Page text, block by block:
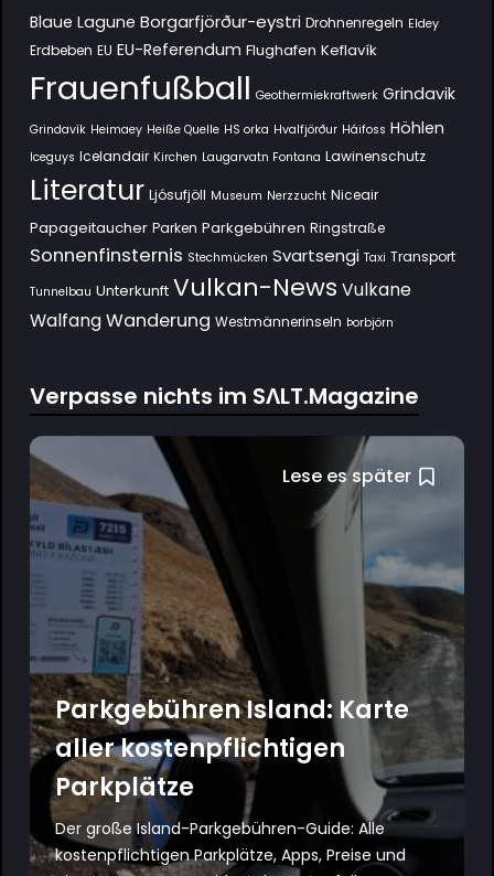
Blaue Lagune Borgarfjörður-eystri Drohnenregeln Eldey
Erdbeben EU EU-Referendum Flughafen Keflavík
Frauenfußball Geothermiekraftwerk Grindavik
Grindavík Heimaey Heiße Quelle HS orka Hvalfjörður Háifoss Höhlen
Iceguys Icelandair Kirchen Laugarvatn Fontana Lawinenschutz
Literatur Ljósufjöll Museum Nerzzucht Niceair
Papageitaucher Parken Parkgebühren Ringstraße
Sonnenfinsternis Stechmücken Svartsengi Taxi Transport
Tunnelbau Unterkunft Vulkan-News Vulkane
Walfang Wanderung Westmännerinseln Þorbjörn
Verpasse nichts im SΛLT.Magazine
Lese es später
Parkgebühren Island: Karte
aller kostenpflichtigen
Parkplätze
Der große Island-Parkgebühren-Guide: Alle
kostenpflichtigen Parkplätze, Apps, Preise und